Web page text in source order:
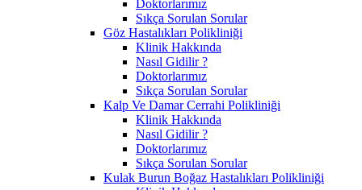
Doktorlarımız
Sıkça Sorulan Sorular
Göz Hastalıkları Polikliniği
Klinik Hakkında
Nasıl Gidilir ?
Doktorlarımız
Sıkça Sorulan Sorular
Kalp Ve Damar Cerrahi Polikliniği
Klinik Hakkında
Nasıl Gidilir ?
Doktorlarımız
Sıkça Sorulan Sorular
Kulak Burun Boğaz Hastalıkları Polikliniği